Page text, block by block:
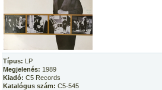
Típus: LP
Megjelenés: 1989
Kiadó: C5 Records
Katalógus szám: C5-545